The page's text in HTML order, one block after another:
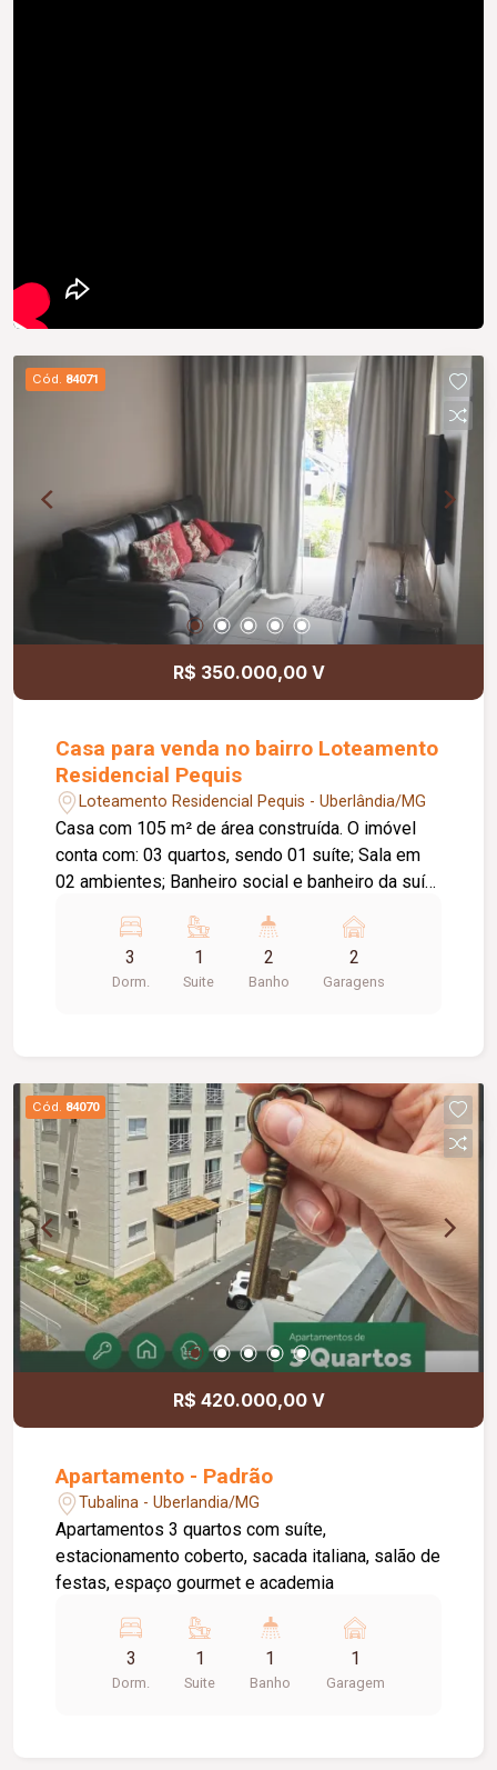
Cód. 84071
R$ 350.000,00 V
Casa para venda no bairro Loteamento
Residencial Pequis
Loteamento Residencial Pequis - Uberlândia/MG
Casa com 105 m² de área construída. O imóvel
conta com: 03 quartos, sendo 01 suíte; Sala em
02 ambientes; Banheiro social e banheiro da suíte
rebaixado e iluminação em LED; Cozinha com
móveis planejados; Área de serviço
independente; Despensa; Área dos fundos
Informações complementares: Condomínio: R$
120,00.
3
Dorm.
1
Suite
2
Banho
2
Garagens
Cód. 84070
R$ 420.000,00 V
Apartamento - Padrão
Tubalina - Uberlandia/MG
Apartamentos 3 quartos com suíte,
estacionamento coberto, sacada italiana, salão de
festas, espaço gourmet e academia
3
Dorm.
1
Suite
1
Banho
1
Garagem